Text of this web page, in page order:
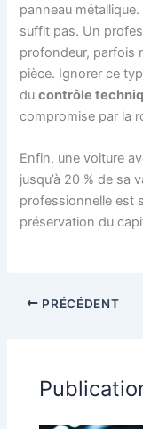
panneau
suffit pas. Un
profondeur, parfois
pièce. Ignorer ce
ducontrôle
compromise par la
Enfin, une voiture
jusqu’à 20 % de sa
professionnelle est
préservation du
PRÉCÉDENT